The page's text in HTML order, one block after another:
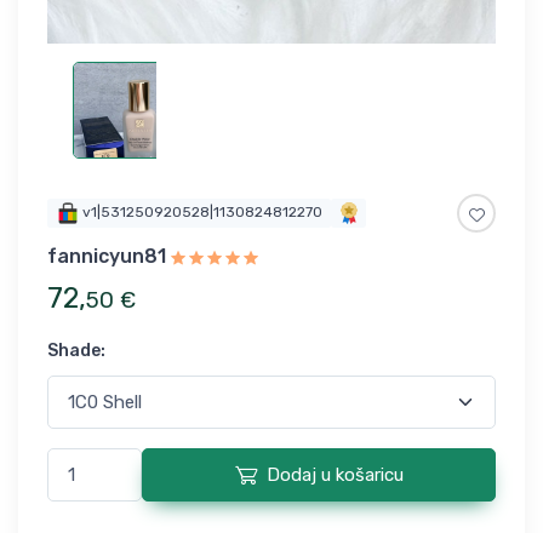
v1|531250920528|1130824812270
fannicyun81
72,50 €
Shade:
Dodaj u košaricu